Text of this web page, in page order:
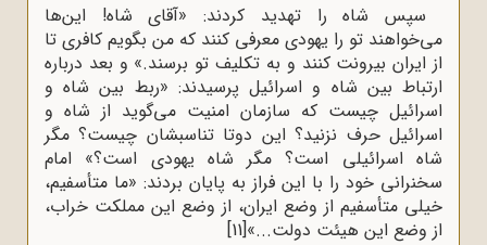
سپس شاه را تهدید کردند: «آقای شاه! این‌ها
می‌خواهند تو را یهودی معرفی کنند که من بگویم کافری تا
از ایران بیرونت کنند و به تکلیف تو برسند.» و بعد درباره
ارتباط بین شاه و اسرائیل پرسیدند: «ربط بین شاه و
اسرائیل چیست که سازمان امنیت می‌گوید از شاه و
اسرائیل حرف نزنید؟ این دوتا تناسبشان چیست؟ مگر
شاه اسرائیلی است؟ مگر شاه یهودی است؟» امام
سخنرانی خود را با این فراز به پایان بردند: «ما متأسفیم‌،
خیلی‌ متأسفیم‌ از وضع‌ ایران‌، از وضع‌ این‌ مملکت‌ خراب‌،
از وضع‌ این‌ هیئت دولت‌...»[11]